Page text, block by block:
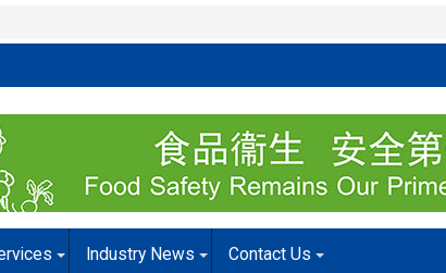
Industry News Contact Us